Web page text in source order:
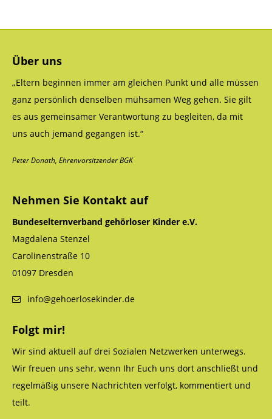
Über uns
„Eltern beginnen immer am gleichen Punkt und alle müssen
ganz persönlich denselben mühsamen Weg gehen. Sie gilt
es aus gemeinsamer Verantwortung zu begleiten, da mit
uns auch jemand gegangen ist.“
Peter Donath, Ehrenvorsitzender BGK
Nehmen Sie Kontakt auf
Bundeselternverband gehörloser Kinder e.V.
Magdalena Stenzel
Carolinenstraße 10
01097 Dresden
info@gehoerlosekinder.de
Folgt mir!
Wir sind aktuell auf drei Sozialen Netzwerken unterwegs.
Wir freuen uns sehr, wenn Ihr Euch uns dort anschließt und
regelmäßig unsere Nachrichten verfolgt, kommentiert und
teilt.